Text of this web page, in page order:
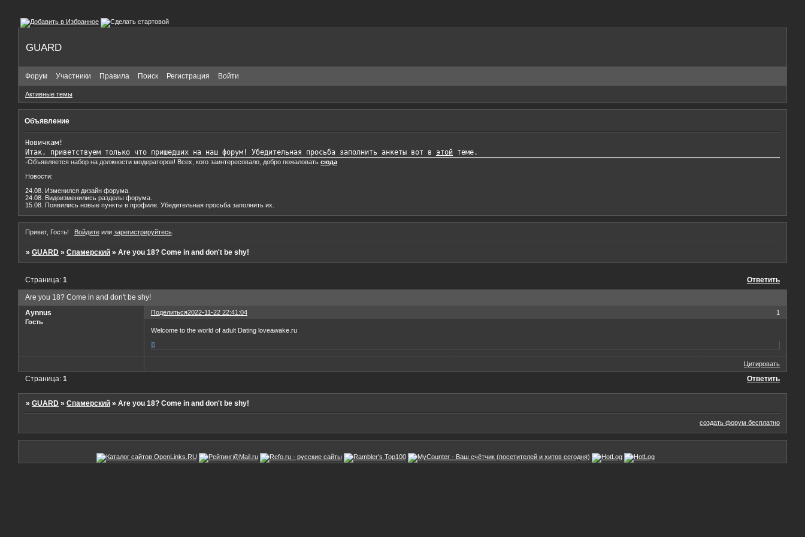
GUARD
Форум Участники Правила Поиск Регистрация Войти
Активные темы
Объявление
Новичкам!
Итак, приветствуем только что пришедших на наш форум! Убедительная просьба заполнить анкеты вот в этой
-Объявляется набор на должности модераторов! Всех, кого заинтересовало, добро пожаловать сюда
Новости:
24.08. Изменился дизайн форума.
24.08. Видоизменились разделы форума.
15.08. Появились новые пункты в профиле. Убедительная просьба заполнить их.
Привет, Гость! Войдитеили зарегистрируйтесь.
»GUARD »Спамерский »Are you 18? Come in and don't be shy!
Are you 18? Come in and don't be shy!
Страница:1 Ответить
Поделиться 1
2022-11-22 22:41:04
Aynnus
Гость
Welcome to the world of adult Dating loveawake.ru
0
Цитировать
Ответить
Страница:1
»GUARD »Спамерский »Are you 18? Come in and don't be shy!
создать форум бесплатно